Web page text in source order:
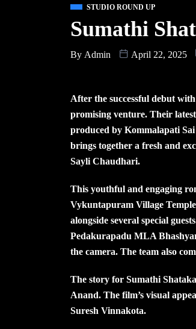
STUDIO ROUND UP
Sumathi
By Admin April 22, 2025
After the successful debut
promising venture. Their
produced by Kommalapati
brings together a fresh and
Sayli Chaudhari.
This youthful and engaging
Vykuntapuram Village
alongside several special
Pedakurapadu MLA
the camera. The team also
The story for Sumathi
Anand. The film’s visual
Suresh Vinnakota.